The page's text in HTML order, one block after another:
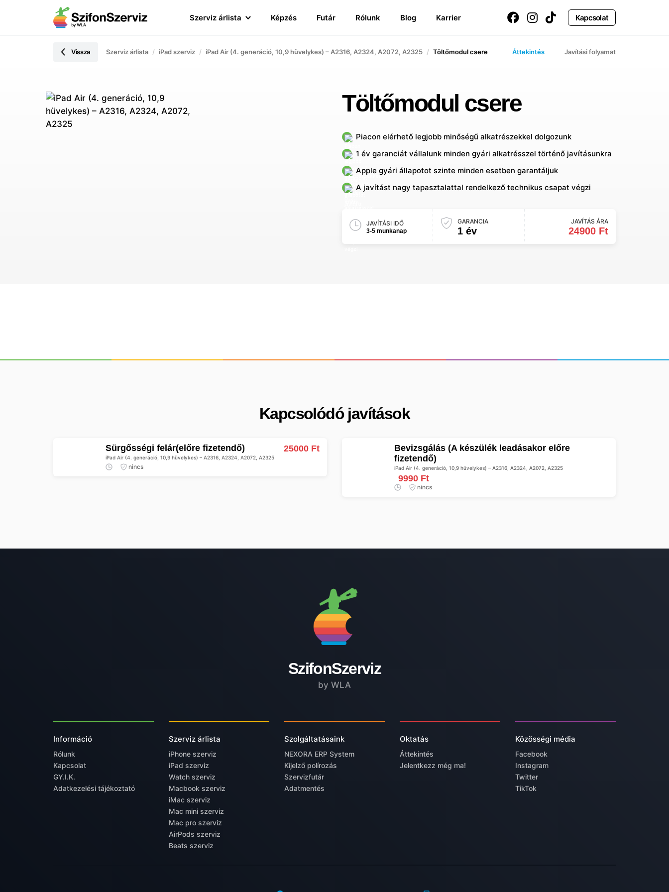
Szerviz árlista Képzés Futár Rólunk Blog Karrier Kapcsolat
Vissza Szerviz árlista iPad szerviz iPad Air (4. generáció, 10,9 hüvelykes) – A2316, A2324, A2072, A2325 Töltőmodul csere Áttekintés Javítási folyamat
Töltőmodul csere
Piacon elérhető legjobb minőségű alkatrészekkel dolgozunk
1 év garanciát vállalunk minden gyári alkatrésszel történő javításunkra
Apple gyári állapotot szinte minden esetben garantáljuk
A javítást nagy tapasztalattal rendelkező technikus csapat végzi
JAVÍTÁSI IDŐ
3-5 munkanap
GARANCIA
1 év
JAVÍTÁS ÁRA
24900 Ft
Kapcsolódó javítások
Sürgősségi felár(előre fizetendő)
iPad Air (4. generáció, 10,9 hüvelykes) – A2316, A2324, A2072, A2325
25000 Ft
nincs
Bevizsgálás (A készülék leadásakor előre
fizetendő)
iPad Air (4. generáció, 10,9 hüvelykes) – A2316, A2324, A2072, A2325
9990 Ft
nincs
SzifonSzerviz
by WLA
Információ
Rólunk
Kapcsolat
GY.I.K.
Adatkezelési tájékoztató
Szerviz árlista
iPhone szerviz
iPad szerviz
Watch szerviz
Macbook szerviz
iMac szerviz
Mac mini szerviz
Mac pro szerviz
AirPods szerviz
Beats szerviz
Szolgáltatásaink
NEXORA ERP System
Kijelző polírozás
Szervizfutár
Adatmentés
Oktatás
Áttekintés
Jelentkezz még ma!
Közösségi média
Facebook
Instagram
Twitter
TikTok